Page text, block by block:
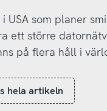
USA som planer
ett större
på flera håll i
hela artikeln